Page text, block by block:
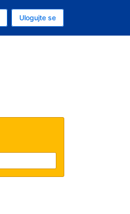
Ulogujte se